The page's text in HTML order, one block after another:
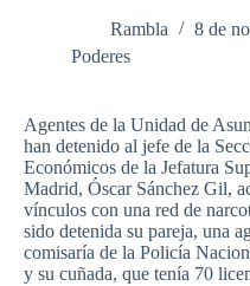
Rambla
8 de
Poderes
Agentes de la Unidad de
han detenido al jefe de la
Económicos de la Jefatura
Madrid, Óscar Sánchez Gil,
vínculos con una red de
sido detenida su pareja, una
comisaría de la Policía
y su cuñada, que tenía 70